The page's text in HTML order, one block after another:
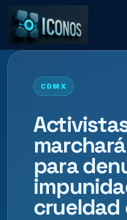
CDMX
para
crueldad